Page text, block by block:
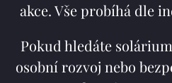
akce. Vše probíhá dle
Pokud hledáte
osobní rozvoj nebo